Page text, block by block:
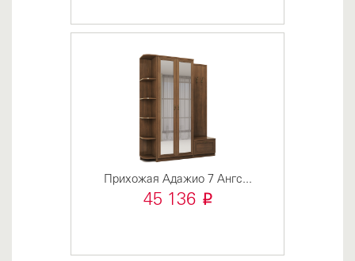
Прихожая Адажио 7 Ангс...
45 136 i